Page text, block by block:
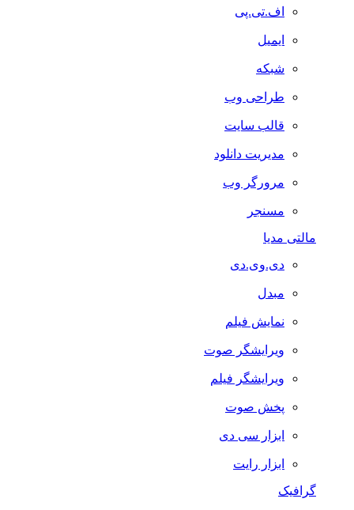
اف.تی.پی
ایمیل
شبکه
طراحی وب
قالب سایت
مدیریت دانلود
مرورگر وب
مسنجر
مالتی مدیا
دی.وی.دی
مبدل
نمایش فیلم
ویرایشگر صوت
ویرایشگر فیلم
پخش صوت
ابزار سی دی
ابزار رایت
گرافیک